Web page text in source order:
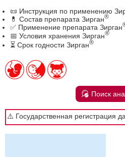
📜 Инструкция по применению
💊 Состав препарата Зирган®
✅ Применение препарата Зирган
📅 Условия хранения Зирган®
⏳ Срок годности Зирган®
Поиск
⚠️ Государственная регистрация